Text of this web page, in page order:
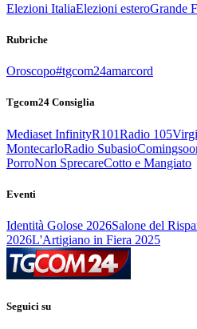
Elezioni ItaliaElezioni esteroGrande
Rubriche
Oroscopo#tgcom24amarcord
Tgcom24 Consiglia
Mediaset InfinityR101Radio 105
MontecarloRadio Subasio
PorroNon SprecareCotto e Mangiato
Eventi
Identità Golose 2026Salone del
2026L'Artigiano in Fiera 2025
Seguici su